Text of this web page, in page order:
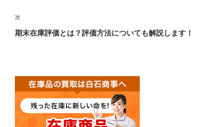
ー
ン
稿
次
の
次
期末在庫評価とは？評価方法についても解説します！